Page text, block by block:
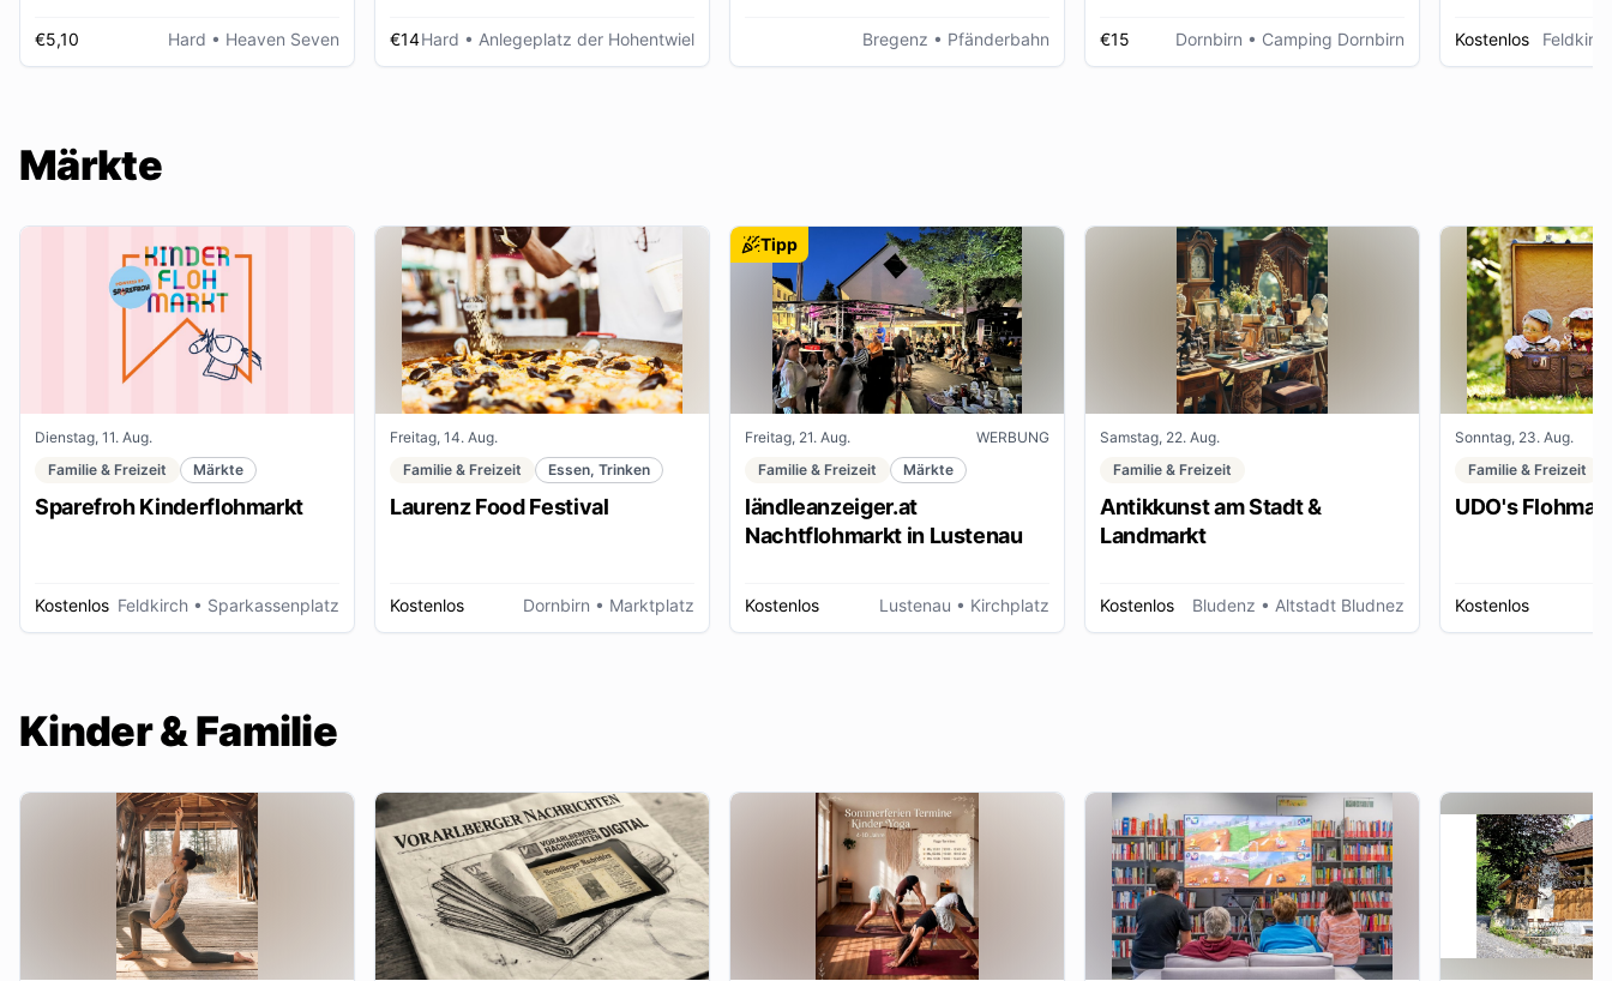
€5,10 Hard • Heaven Seven €14Hard • Anlegeplatz der Hohentwiel Bregenz • Pfänderbahn €15 Dornbirn • Camping Dornbirn Kostenlos Feldkirch
Märkte
Dienstag, 11. Aug.
Familie & Freizeit
Märkte
Sparefroh Kinderflohmarkt
Kostenlos Feldkirch • Sparkassenplatz
Freitag, 14. Aug.
Familie & Freizeit
Essen, Trinken
Laurenz Food Festival
Kostenlos Dornbirn • Marktplatz
Tipp
Freitag, 21. Aug.
WERBUNG
Familie & Freizeit
Märkte
ländleanzeiger.at
Nachtflohmarkt in Lustenau
Kostenlos Lustenau • Kirchplatz
Samstag, 22. Aug.
Familie & Freizeit
Antikkunst am Stadt &
Landmarkt
Kostenlos Bludenz • Altstadt Bludnez
Sonntag, 23. Aug.
Familie & Freizeit
UDO's
Kostenlos
Kinder & Familie